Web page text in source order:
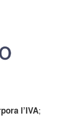
l’IVA;